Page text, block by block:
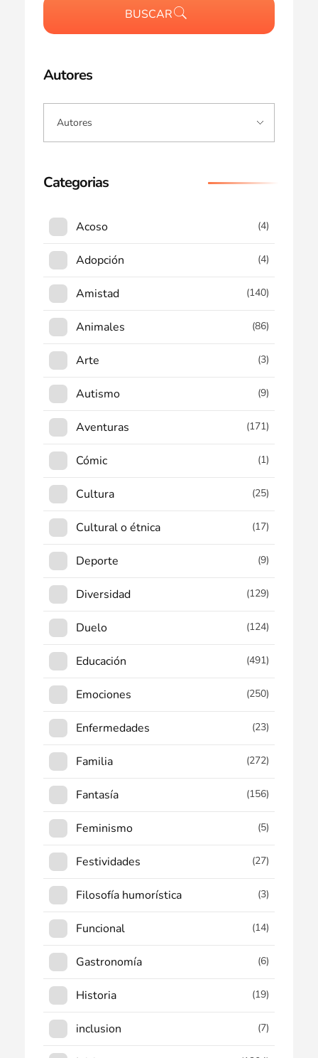
BUSCAR
Autores
Categorias
Acoso (4)
Adopción (4)
Amistad (140)
Animales (86)
Arte (3)
Autismo (9)
Aventuras (171)
Cómic (1)
Cultura (25)
Cultural o étnica (17)
Deporte (9)
Diversidad (129)
Duelo (124)
Educación (491)
Emociones (250)
Enfermedades (23)
Familia (272)
Fantasía (156)
Feminismo (5)
Festividades (27)
Filosofía humorística (3)
Funcional (14)
Gastronomía (6)
Historia (19)
inclusion (7)